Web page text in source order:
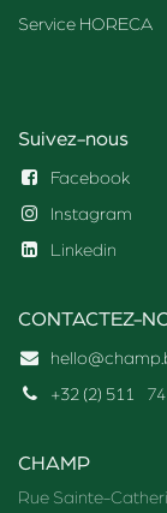
Service HORECA
Suivez-nous
Facebook
Instagram
Linkedin
CONTACTEZ-
+32 (2) 511
74
CHAMP
Rue Sainte-